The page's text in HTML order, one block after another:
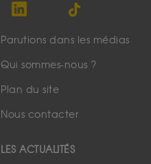
Parutions dans les médias
Qui sommes-nous ?
Plan du site
Nous contacter
LES ACTUALITÉS